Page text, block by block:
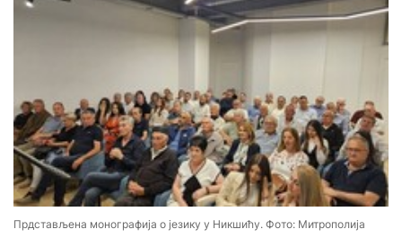
Прдстављена монографија о језику у Никшићу. Фото: Митрополија